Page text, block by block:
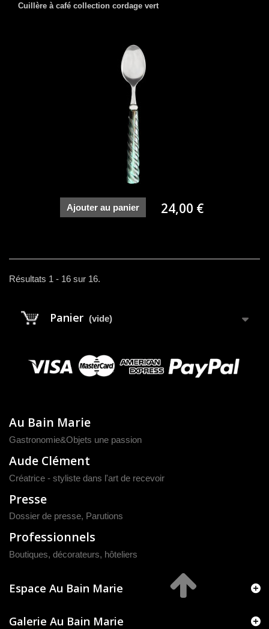
Cuillère à café collection cordage vert
Ajouter au panier 24,00 €
Résultats 1 - 16 sur 16.
Panier (vide)
Au Bain Marie
Gastronomie&Objets une passion
Aude Clément
Créatrice - styliste dans l'art de recevoir
Presse
Dossier de presse, Parutions
Professionnels
Boutiques, décorateurs, hôteliers
Espace Au Bain Marie
Galerie Au Bain Marie